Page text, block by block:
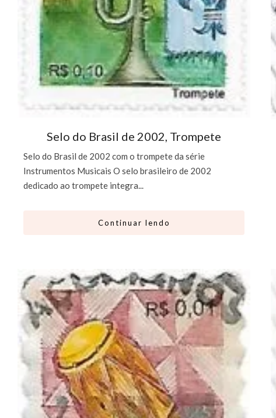
Selo do Brasil de 2002, Trompete
Selo do Brasil de 2002 com o trompete da série
Instrumentos Musicais O selo brasileiro de 2002
dedicado ao trompete integra...
Continuar lendo